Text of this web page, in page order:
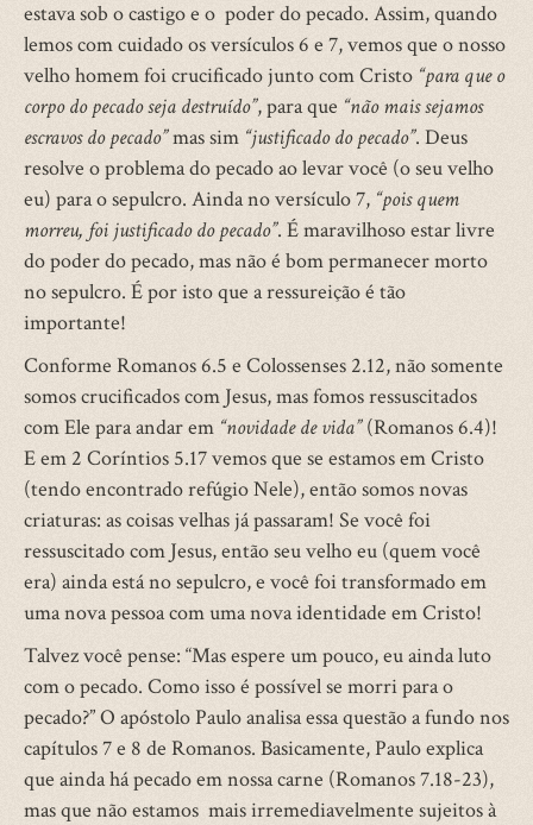
estava sob o castigo e o poder do pecado. Assim, quando
lemos com cuidado os versículos 6 e 7, vemos que o nosso
velho homem foi crucificado junto com Cristo “para que o
corpo do pecado seja destruído”, para que “não mais sejamos
escravos do pecado”mas sim “justificado do pecado”. Deus
resolve o problema do pecado ao levar você (o seu velho
eu) para o sepulcro. Ainda no versículo 7, “pois quem
morreu, foi justificado do pecado”. É maravilhoso estar livre
do poder do pecado, mas não é bom permanecer morto
no sepulcro. É por isto que a ressureição é tão
importante!
Conforme Romanos 6.5 e Colossenses 2.12, não somente
somos crucificados com Jesus, mas fomos ressuscitados
com Ele para andar em “novidade de vida”(Romanos 6.4)!
E em 2 Coríntios 5.17 vemos que se estamos em Cristo
(tendo encontrado refúgio Nele), então somos novas
criaturas: as coisas velhas já passaram! Se você foi
ressuscitado com Jesus, então seu velho eu (quem você
era) ainda está no sepulcro, e você foi transformado em
uma nova pessoa com uma nova identidade em Cristo!
Talvez você pense: “Mas espere um pouco, eu ainda luto
com o pecado. Como isso é possível se morri para o
pecado?” O apóstolo Paulo analisa essa questão a fundo nos
capítulos 7 e 8 de Romanos. Basicamente, Paulo explica
que ainda há pecado em nossa carne (Romanos 7.18-23),
mas que não estamos mais irremediavelmente sujeitos à